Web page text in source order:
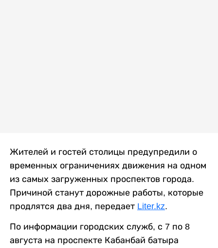
Жителей и гостей столицы предупредили о
временных ограничениях движения на одном
из самых загруженных проспектов города.
Причиной станут дорожные работы, которые
продлятся два дня, передает Liter.kz.
По информации городских служб, с 7 по 8
августа на проспекте Кабанбай батыра